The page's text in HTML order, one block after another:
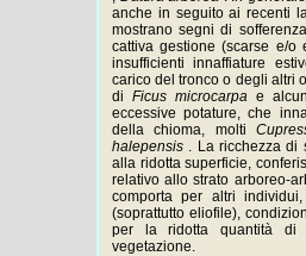
anche in seguito ai recenti
mostrano segni di
cattiva gestione (scarse e/o
insufficienti innaffiature
carico del tronco o degli altri
di Ficus microcarpa e
eccessive potature, che
della chioma, molti
halepensis . La ricchezza di
alla ridotta superficie,
relativo allo strato arboreo-
comporta per altri
(soprattutto eliofile),
per la ridotta quantità di
vegetazione.